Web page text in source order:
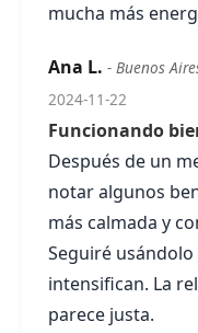
mucha más
Ana L. - Buenos
2024-11-22
Funcionando
Después de un
notar algunos
más calmada y
Seguiré
intensifican. La
parece justa.